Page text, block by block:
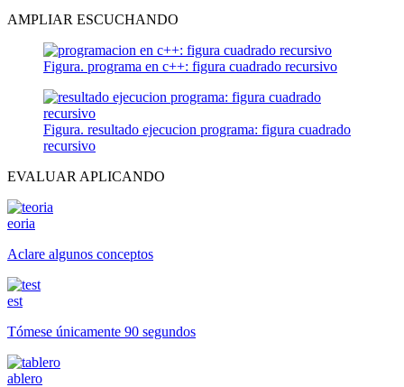
AMPLIAR ESCUCHANDO
Figura. programa en c++: figura cuadrado recursivo
Figura. resultado ejecucion programa: figura cuadrado
recursivo
EVALUAR APLICANDO
eoria
Aclare algunos conceptos
est
Tómese únicamente 90 segundos
ablero